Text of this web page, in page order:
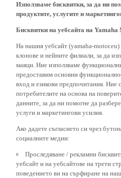
продуктите, услугите и
клонове и нейните филиали, за да
маяци. Ние използваме
предоставим основни
вход и езикови предпочитания. Ние
потребителите на основа на
данните, за да ни помогне да
услуги и маркетингови усилия.
социалните медии:
уебсайт и на уебсайтове на трети
поведението ви на сърфиране на
вашата кошница за пазаруване, и